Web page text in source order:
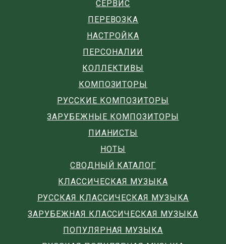
СЕРВИС
ПЕРЕВОЗКА
НАСТРОЙКА
ПЕРСОНАЛИИ
КОЛЛЕКТИВЫ
КОМПОЗИТОРЫ
РУССКИЕ КОМПОЗИТОРЫ
ЗАРУБЕЖНЫЕ КОМПОЗИТОРЫ
ПИАНИСТЫ
НОТЫ
СВОДНЫЙ КАТАЛОГ
КЛАССИЧЕСКАЯ МУЗЫКА
РУССКАЯ КЛАССИЧЕСКАЯ МУЗЫКА
ЗАРУБЕЖНАЯ КЛАССИЧЕСКАЯ МУЗЫКА
ПОПУЛЯРНАЯ МУЗЫКА